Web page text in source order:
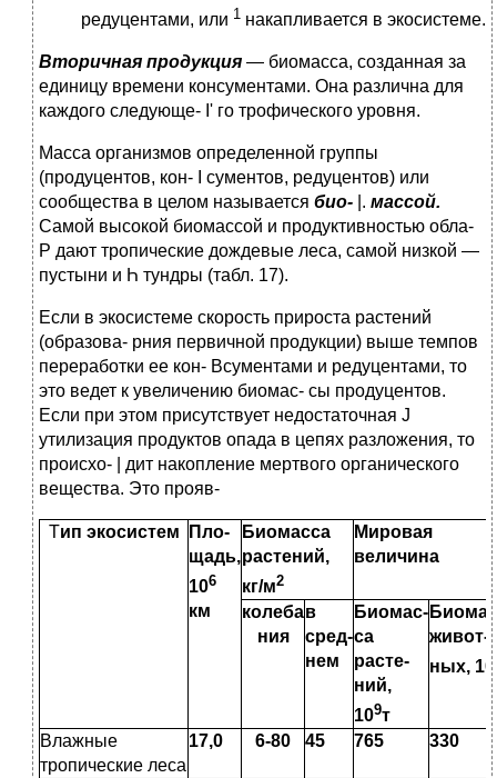
редуцентами, или 1 накапливается в экосистеме.
Вторичная продукция — биомасса, созданная за
единицу времени консументами. Она различна для
каждого следующе- I' го трофического уровня.
Масса организмов определенной группы
(продуцентов, кон- I сументов, редуцентов) или
сообщества в целом называется био- |. массой.
Самой высокой биомассой и продуктивностью обла-
Р дают тропические дождевые леса, самой низкой —
пустыни и Һ тундры (табл. 17).
Если в экосистеме скорость прироста растений
(образова- рния первичной продукции) выше темпов
переработки ее кон- Всументами и редуцентами, то
это ведет к увеличению биомас- сы продуцентов.
Если при этом присутствует недостаточная J
утилизация продуктов опада в цепях разложения, то
происхо- | дит накопление мертвого органического
вещества. Это прояв-
Тип экосистем
Пло­
щадь,
106
км
Биомасса
растений,
кг/м2
Мировая
величина
колеба­
ния
в
сред­
нем
Биомас­
са
расте­
ний,
109т
живот­
ных, 10
Влажные
тропические леса
17,0 6-80 45 765 330